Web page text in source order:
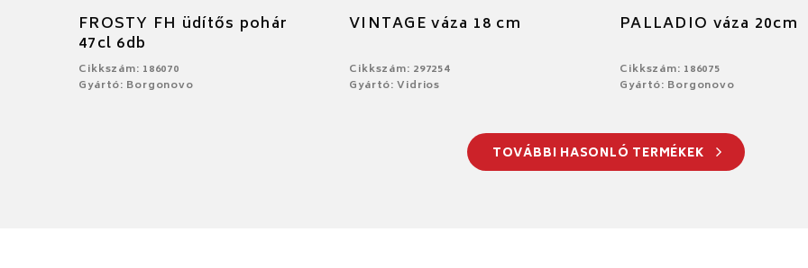
FROSTY FH üdítős pohár
47cl 6db
Cikkszám: 186070
Gyártó: Borgonovo
VINTAGE váza 18 cm
Cikkszám: 297254
Gyártó: Vidrios
PALLADIO váza 20cm
Cikkszám: 186075
Gyártó: Borgonovo
TOVÁBBI HASONLÓ TERMÉKEK